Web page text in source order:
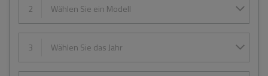
2 Wählen Sie ein Modell
3 Wählen Sie das Jahr